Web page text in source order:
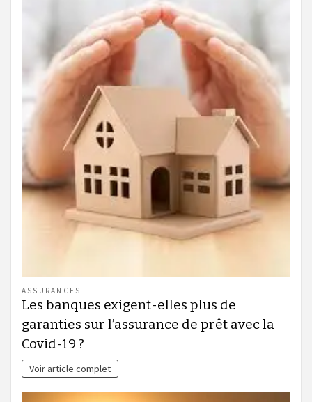
ASSURANCES
Les banques exigent-elles plus de
garanties sur l’assurance de prêt avec la
Covid-19 ?
Voir article complet